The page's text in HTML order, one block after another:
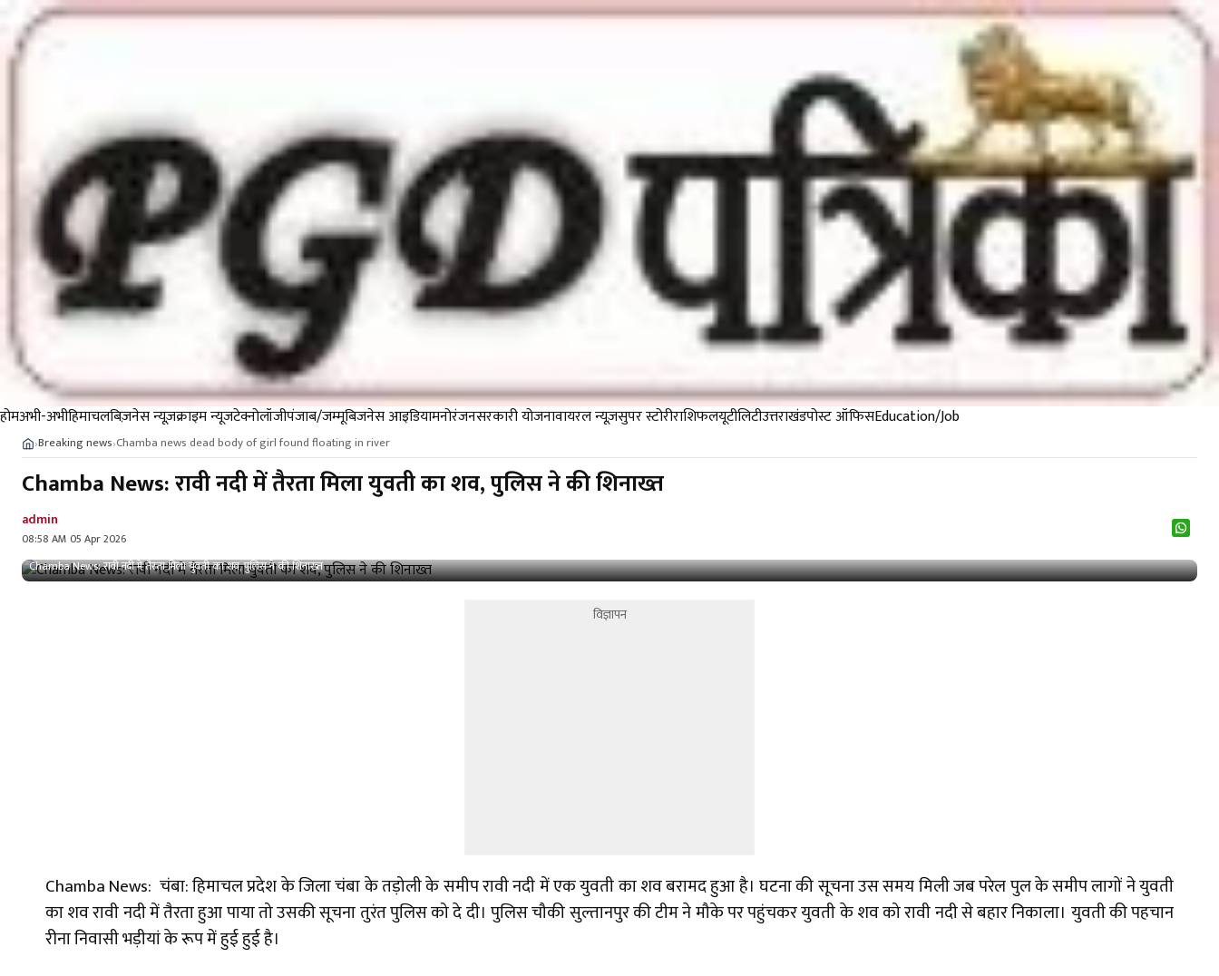
होमअभी-अभीहिमाचलबिज़नेस न्यूज़क्राइम न्यूजटेक्नोलॉजीपंजाब/जम्मूबिजनेस आइडियामनोरंजनसरकारी योजनावायरल न्यूज़सुपर स्टोरीराशिफलयूटीलिटीउत्तराखंडपोस्ट ऑफिसEducation/Job
›Breaking news›Chamba news dead body of girl found floating in river
Chamba News: रावी नदी में तैरता मिला युवती का शव, पुलिस ने की शिनाख्त
admin
08:58 AM 05 Apr 2026
Chamba News: रावी नदी में तैरता मिला युवती का शव, पुलिस ने की शिनाख्त
विज्ञापन
Chamba News: चंबा: हिमाचल प्रदेश के जिला चंबा के तड़ोली के समीप रावी नदी में एक युवती का शव बरामद हुआ है। घटना की सूचना उस समय मिली जब परेल पुल के समीप लागों ने युवती
का शव रावी नदी में तैरता हुआ पाया तो उसकी सूचना तुरंत पुलिस को दे दी। पुलिस चौकी सुल्तानपुर की टीम ने मौके पर पहुंचकर युवती के शव को रावी नदी से बहार निकाला। युवती की पहचान
रीना निवासी भड़ीयां के रूप में हुई हुई है।